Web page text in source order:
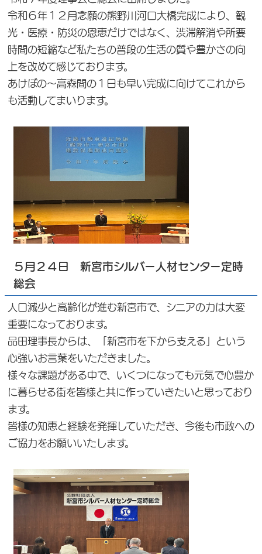
令和６年１２月念願の熊野川河口大橋完成により、観
光・医療・防災の恩恵だけではなく、渋滞解消や所要
時間の短縮など私たちの普段の生活の質や豊かさの向
上を改めて感じております。
あけぼの～高森間の１日も早い完成に向けてこれから
も活動してまいります。
５月２４日 新宮市シルバー人材センター定時
総会
人口減少と高齢化が進む新宮市で、シニアの力は大変
重要になっております。
品田理事長からは、「新宮市を下から支える」という
心強いお言葉をいただきました。
様々な課題がある中で、いくつになっても元気で心豊か
に暮らせる街を皆様と共に作っていきたいと思っており
ます。
皆様の知恵と経験を発揮していただき、今後も市政への
ご協力をお願いいたします。